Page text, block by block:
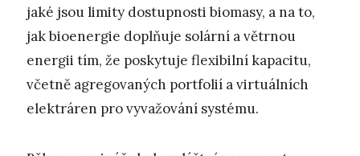
jaké jsou limity dostupnosti biomasy, a na to,
jak bioenergie doplňuje solární a větrnou
energii tím, že poskytuje flexibilní kapacitu,
včetně agregovaných portfolií a virtuálních
elektráren pro vyvažování systému.